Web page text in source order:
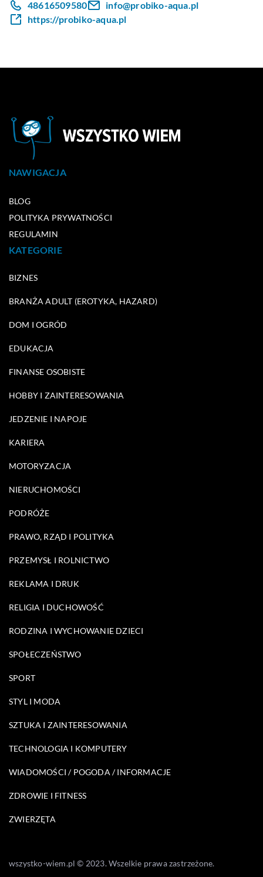
48616509580
info@probiko-aqua.pl
https://probiko-aqua.pl
NAWIGACJA
BLOG
POLITYKA PRYWATNOŚCI
REGULAMIN
KATEGORIE
BIZNES
BRANŻA ADULT (EROTYKA, HAZARD)
DOM I OGRÓD
EDUKACJA
FINANSE OSOBISTE
HOBBY I ZAINTERESOWANIA
JEDZENIE I NAPOJE
KARIERA
MOTORYZACJA
NIERUCHOMOŚCI
PODRÓŻE
PRAWO, RZĄD I POLITYKA
PRZEMYSŁ I ROLNICTWO
REKLAMA I DRUK
RELIGIA I DUCHOWOŚĆ
RODZINA I WYCHOWANIE DZIECI
SPOŁECZEŃSTWO
SPORT
STYL I MODA
SZTUKA I ZAINTERESOWANIA
TECHNOLOGIA I KOMPUTERY
WIADOMOŚCI / POGODA / INFORMACJE
ZDROWIE I FITNESS
ZWIERZĘTA
wszystko-wiem.pl © 2023. Wszelkie prawa zastrzeżone.